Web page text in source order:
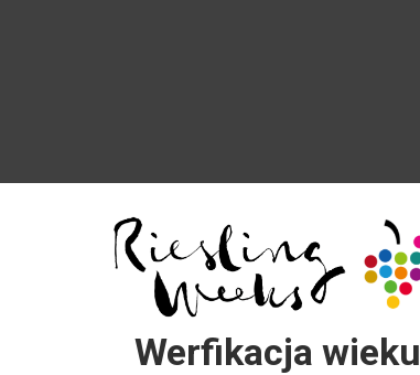
Werfikacja wieku